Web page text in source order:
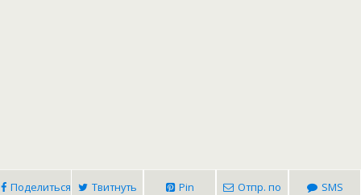
Поделиться Твитнуть Pin
Отпр. по
SMS